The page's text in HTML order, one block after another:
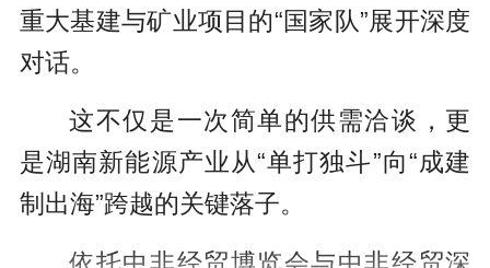
重大基建与矿业项目的“国家队”展开深度
对话。
这不仅是一次简单的供需洽谈，更
是湖南新能源产业从“单打独斗”向“成建
制出海”跨越的关键落子。
依托中非经贸博览会与中非经贸深